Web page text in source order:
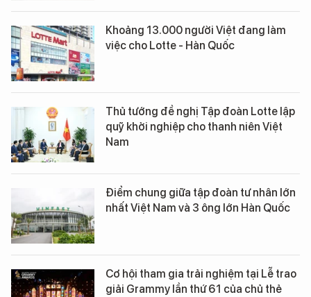
Khoảng 13.000 người Việt đang làm
việc cho Lotte - Hàn Quốc
Thủ tướng đề nghị Tập đoàn Lotte lập
quỹ khởi nghiệp cho thanh niên Việt
Nam
Điểm chung giữa tập đoàn tư nhân lớn
nhất Việt Nam và 3 ông lớn Hàn Quốc
Cơ hội tham gia trải nghiệm tại Lễ trao
giải Grammy lần thứ 61 của chủ thẻ